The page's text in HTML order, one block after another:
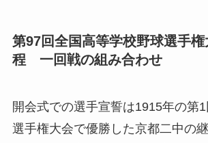
第97回全国高等学校野球選手
程 一回戦の組み合わせ
開会式での選手宣誓は1915年の第
選手権大会で優勝した京都二中の